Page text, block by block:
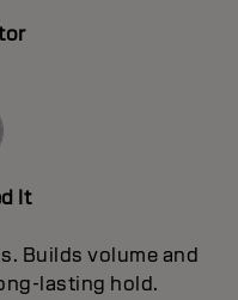
It
Builds volume and
lasting hold.